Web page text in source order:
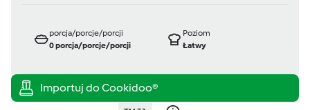
porcja/porcje/porcji
0porcja/porcje/porcji
Poziom
Łatwy